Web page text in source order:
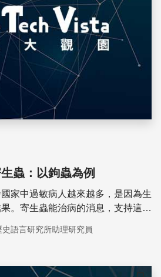
蟲：以鉤蟲為例
家中過敏病人越來越多，是因為生
。寄生蟲能治病的消息，支持這個
語言研究所助理研究員